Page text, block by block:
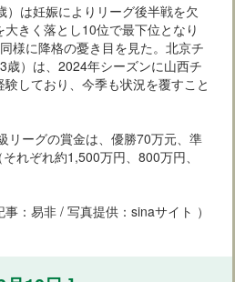
は妊娠によりリーグ後半戦を欠
きく落とし10位で最下位となり
様に降格の憂き目を見た。北京チ
歳）は、2024年シーズンに山西チ
しており、今季も状況を覆すこと
リーグの賞金は、優勝70万元、準
れぞれ約1,500万円、800万円、
事：易非 / 写真提供：sinaサイト ）